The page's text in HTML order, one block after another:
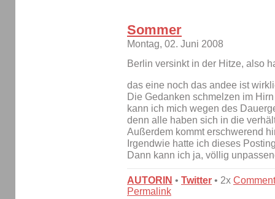
Sommer
Montag, 02. Juni 2008
Berlin versinkt in der Hitze, also
das eine noch das andee ist
Die Gedanken schmelzen im
kann ich mich wegen des
denn alle haben sich in die
Außerdem kommt erschwerend
Irgendwie hatte ich dieses
Dann kann ich ja, völlig
AUTORIN • Twitter • 2x
Permalink